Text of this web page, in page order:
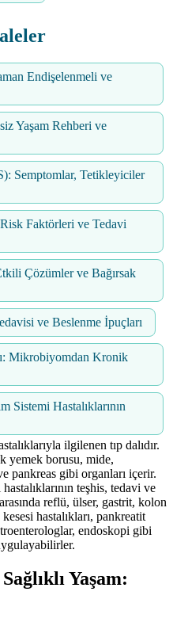
Endişelenmeli ve
Yaşam Rehberi ve
Semptomlar, Tetikleyiciler
Faktörleri ve Tedavi
Çözümler ve Bağırsak
ve Beslenme İpuçları
Mikrobiyomdan Kronik
Sistemi Hastalıklarının
ilgilenen tıp dalıdır.
yemek borusu, mide,
pankreas gibi organları içerir.
teşhis, tedavi ve
reflü, ülser, gastrit, kolon
hastalıkları, pankreatit
endoskopi gibi
Yaşam: